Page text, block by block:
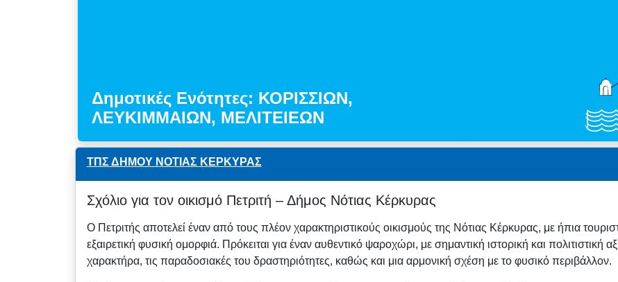
Δημοτικές Ενότητες: ΚΟΡΙΣΣΙΩΝ,
ΛΕΥΚΙΜΜΑΙΩΝ, ΜΕΛΙΤΕΙΕΩΝ
ΤΠΣ ΔΗΜΟΥ ΝΟΤΙΑΣ ΚΕΡΚΥΡΑΣ
Σχόλιο για τον οικισμό Πετριτή – Δήμος Νότιας Κέρκυρας
Ο Πετριτής αποτελεί έναν από τους πλέον χαρακτηριστικούς οικισμούς της Νότιας Κέρκυρας, με ήπια
εξαιρετική φυσική ομορφιά. Πρόκειται για έναν αυθεντικό ψαροχώρι, με σημαντική ιστορική και πολιτιστική
χαρακτήρα, τις παραδοσιακές του δραστηριότητες, καθώς και μια αρμονική σχέση με το φυσικό περιβάλλον.